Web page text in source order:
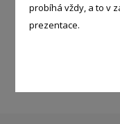
probíhá vždy, a to v
prezentace.
Auto -